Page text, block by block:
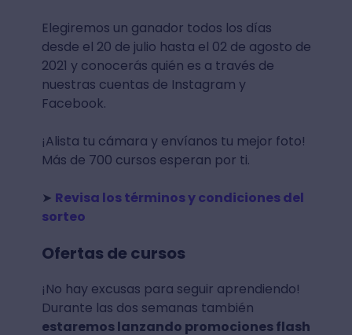
Elegiremos un ganador todos los días
desde el 20 de julio hasta el 02 de agosto de
2021 y conocerás quién es a través de
nuestras cuentas de Instagram y
Facebook.
¡Alista tu cámara y envíanos tu mejor foto!
Más de 700 cursos esperan por ti.
➤ Revisa los términos y condiciones del
sorteo
Ofertas de cursos
¡No hay excusas para seguir aprendiendo!
Durante las dos semanas también
estaremos lanzando promociones flash